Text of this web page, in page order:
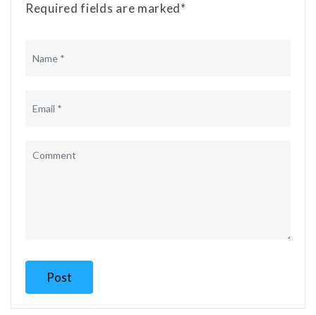
Required fields are marked*